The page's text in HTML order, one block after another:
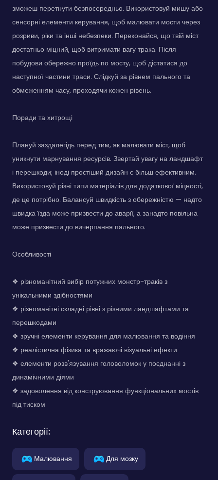
зможеш перетнути безпосередньо. Використовуй мишу або
сенсорні елементи керування, щоб малювати мости через
розриви, ріки та інші небезпеки. Переконайся, що твій міст
достатньо міцний, щоб витримати вагу трака. Після
побудови обережно проїдь по мосту, щоб дістатися до
наступної частини траси. Слідкуй за рівнем пального та
обмеженням часу, проходячи кожен рівень.
Поради та хитрощі
Плануй заздалегідь перед тим, як малювати міст, щоб
уникнути марнування ресурсів. Звертай увагу на ландшафт
і перешкоди; іноді простіший дизайн є більш ефективним.
Використовуй різні типи матеріалів для додаткової міцності,
де це потрібно. Балансуй швидкість з обережністю — надто
швидка їзда може призвести до аварії, а занадто повільна
може призвести до вичерпання пального.
Особливості
❖ різноманітний вибір потужних монстр-траків з
унікальними здібностями
❖ різноманітні складні рівні з різними ландшафтами та
перешкодами
❖ зручні елементи керування для малювання та водіння
❖ реалістична фізика та вражаючі візуальні ефекти
❖ елементи розв'язування головоломок у поєднанні з
динамічними діями
❖ задоволення від конструювання функціональних мостів
під тиском
Категорії:
Малювання Для мозку